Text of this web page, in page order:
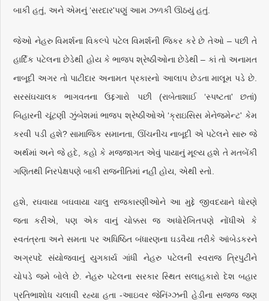
બાકી હતું, અને એમનું ‘સરદાર'પણું આમ ઝળકી ઊઠયું હતું.
જેઓ નેહરુ વિમર્શના વિકલ્પે પટેલ વિમર્શની જિકર કરે છે તેઓ – પછી તે
હાર્દિક પટેલના છેડેથી હોય કે ભાજપ શ્રેષ્ઠીઓના છેડેથી – કાં તો અનામત
નાબૂદી અગર તો પાટીદાર અનામત પ્રકારનો આલાપ છેડતા માલૂમ પડે છે.
સરસંઘચાલક ભાગવતના ઉદ્દગારો પછી (રાબેતાશાઈ ‘સ્પષ્ટતા' છતાં)
બિહારની ચૂંટણી ઝુંબેશમાં ભાજપ શ્રેષ્ઠીઓએ ‘ક્રાઇસિસ મેનેજમેન્ટ' કેમ
કરવી પડી હશે? સામાજિક સમાનતા, ઊંચનીચ નાબૂદી એ પટેલને સારુ જે
અર્થમાં અને જે હદે, કહો કે મજ્જાગત એવું પાયાનું મૂલ્ય હશે તે મતબેંકી
ગણિતથી નિરપેક્ષપણે બાકી રાજનીતિમાં નહીં હોય, એથી સ્તો.
હશે, રઘવાયા બઘવાયા ચાલુ રાજકારણીઓને આ મુદ્દે જીવદયાને ધોરણે
જતા કરીએ, પણ એક વાનું ચોક્કસ જ અધોરેખિતપણે નોંધીએ કે
સ્વતંત્રતા અને સમતા પર અધિષ્ઠિત બંધારણના ઘડવૈયા તરીકે આંબેડકરને
અગ્રપદે સંયોજવાનું યુગકાર્ય ગાંધી નેહરુ પટેલની સ્વરાજ ત્રિપુટીને
ચોપડે જમે બોલે છે. નેહરુ પટેલના સરકાર સ્થિત સલાહકારો દેશ બહાર
પ્રતિભાશોધ ચલાવી રહ્યા હતા -આઇવર જેનિંગ્ઝની હેડીના સજ્જ જણ